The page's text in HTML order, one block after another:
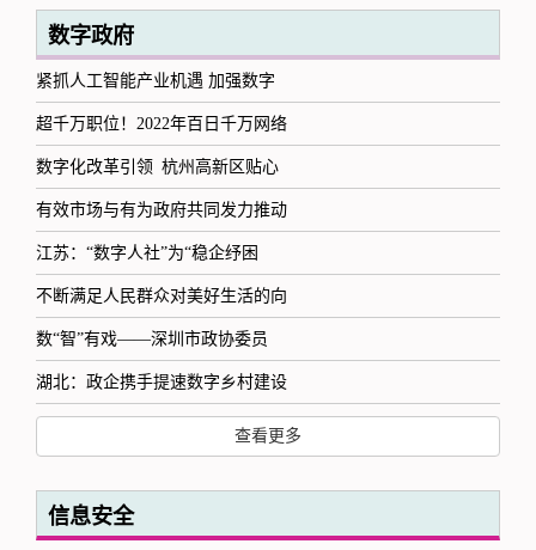
数字政府
紧抓人工智能产业机遇 加强数字
超千万职位！2022年百日千万网络
数字化改革引领 杭州高新区贴心
有效市场与有为政府共同发力推动
江苏：“数字人社”为“稳企纾困
不断满足人民群众对美好生活的向
数“智”有戏——深圳市政协委员
湖北：政企携手提速数字乡村建设
查看更多
信息安全